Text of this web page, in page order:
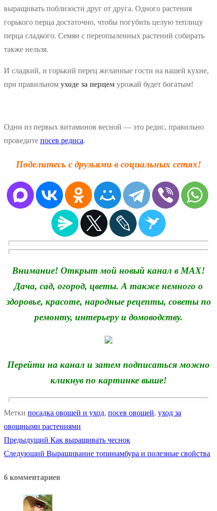
выращивать поблизости друг от друга. Одного растения
горького перца достаточно, чтобы погубить целую теплицу
перца сладкого. Семян с переопыленных растений собирать
также нельзя.
И сладкий, и горький перец желанные гости на вашей кухне,
при правильном уходе за перцем урожай будет богатым!
Одни из первых витаминов весной — это редис, правильно
проведите посев редиса.
Поделитесь с друзьями в социальных сетях!
Внимание! Открыт мой новый канал в MAX!
Дача, сад, огород, цветы. А также немного о
здоровье, красоте, народные рецепты, советы по
ремонту, интерьеру и домоводству.
Перейти на канал и затем подписаться можно
кликнув по картинке выше!
Метки посадка овощей и уход, посев овощей, уход за
овощными растениями
Навигация
записям
Предыдущий Предыдущая
запись:
Как выращивать чеснок
Следующий Следующая
Выращивание топинамбура и полезные свойства
6 комментариев